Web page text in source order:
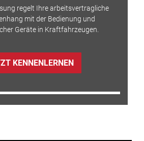
regelt Ihre arbeitsvertragliche
mit der Bedienung und
Geräte in Kraftfahrzeugen.
KENNENLERNEN